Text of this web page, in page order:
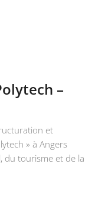
–
et
» à Angers
du tourisme et de la